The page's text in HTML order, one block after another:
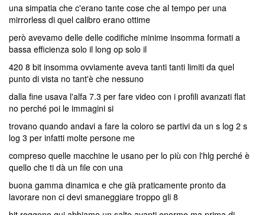
una simpatia che c'erano tante cose che al tempo per una
mirrorless di quel calibro erano ottime
però avevamo delle delle codifiche minime insomma formati a
bassa efficienza solo il long op solo il
420 8 bit insomma ovviamente aveva tanti tanti limiti da quel
punto di vista no tant'è che nessuno
dalla fine usava l'alfa 7.3 per fare video con i profili avanzati flat
no perché poi le immagini si
trovano quando andavi a fare la coloro se partivi da un s log 2 s
log 3 per infatti molte persone me
compreso quelle macchine le usano per lo più con l'hlg perché è
quello che ti dà un file con una
buona gamma dinamica e che già praticamente pronto da
lavorare non ci devi smaneggiare troppo gli 8